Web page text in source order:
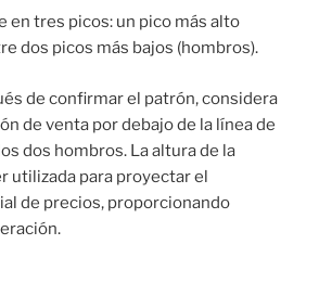
en tres picos: un pico más alto
dos picos más bajos (hombros).
de confirmar el patrón, considera
de venta por debajo de la línea de
dos hombros. La altura de la
utilizada para proyectar el
de precios, proporcionando